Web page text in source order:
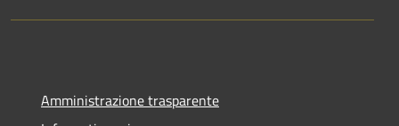
Amministrazione trasparente